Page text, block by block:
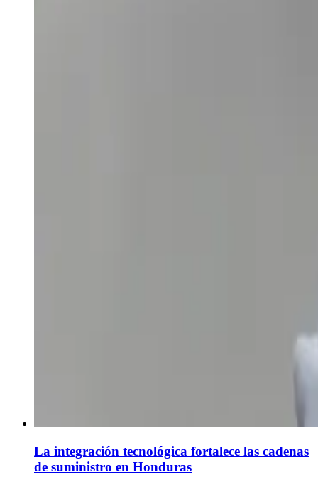
La integración tecnológica fortalece las cadenas
de suministro en Honduras